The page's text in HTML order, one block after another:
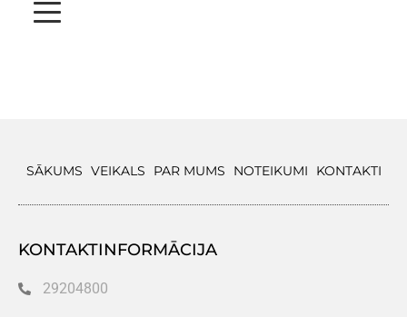
SĀKUMS VEIKALS PAR MUMS NOTEIKUMI KONTAKTI
KONTAKTINFORMĀCIJA
29204800